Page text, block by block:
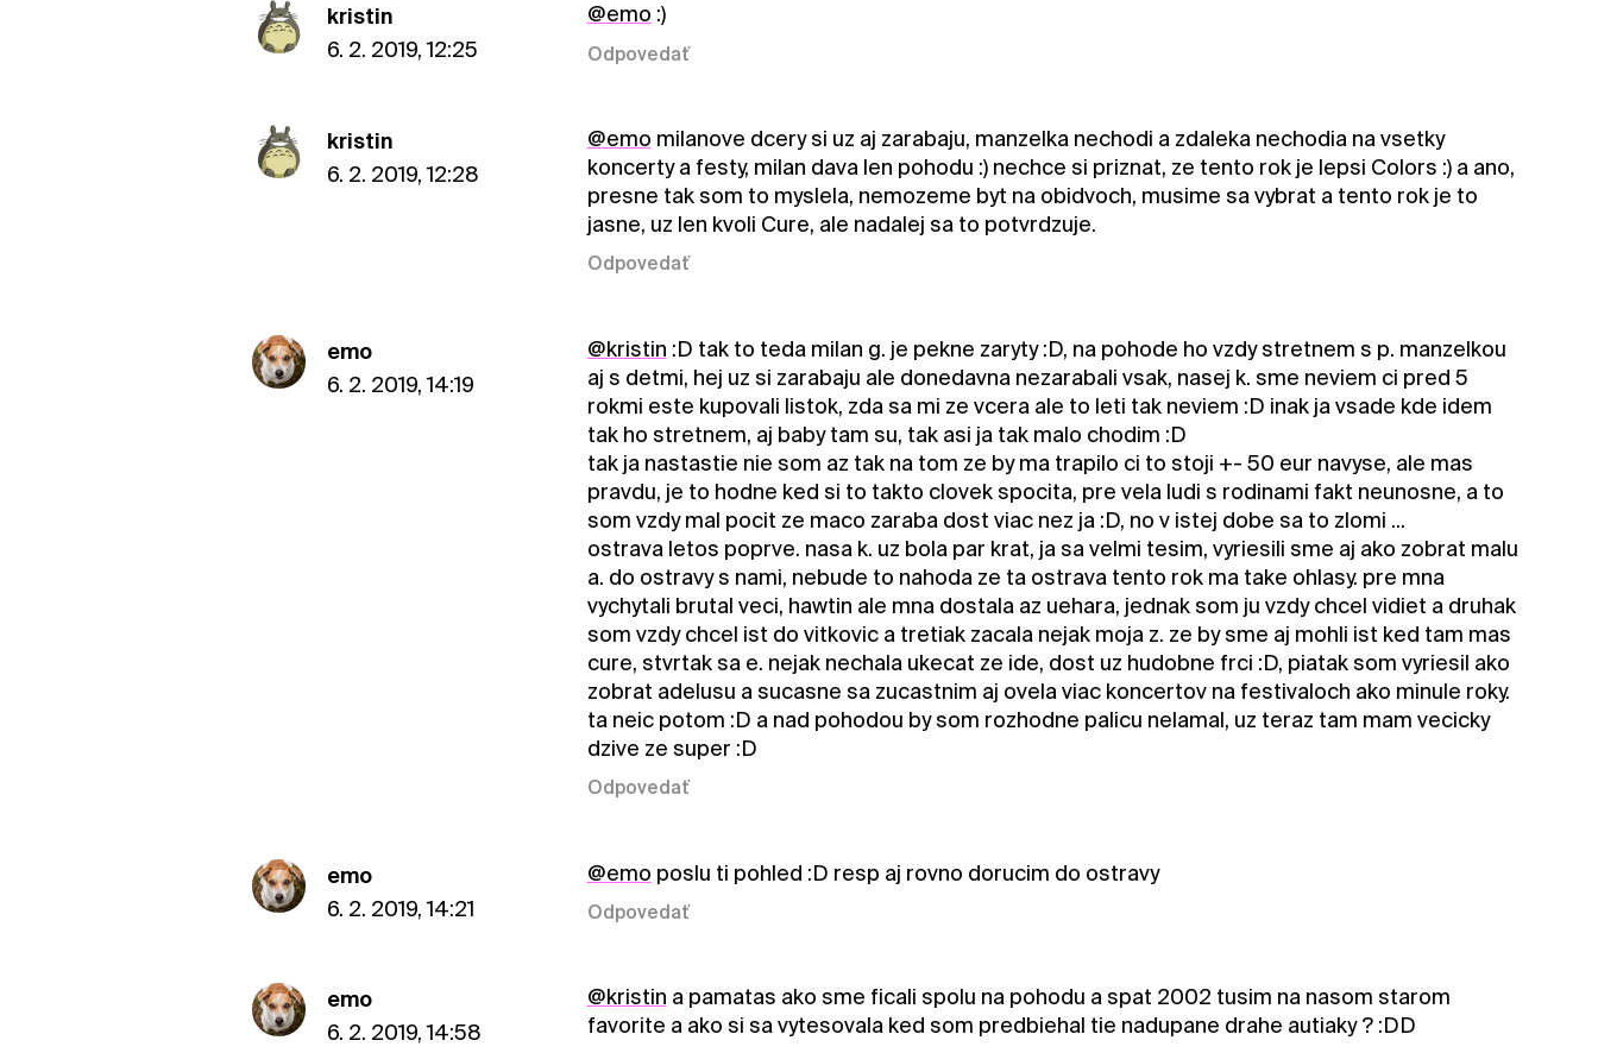
kristin
6. 2. 2019, 12:25
@emo :)
Odpovedať
kristin
6. 2. 2019, 12:28
@emo milanove dcery si uz aj zarabaju, manzelka nechodi a zdaleka nechodia na vsetky
koncerty a festy, milan dava len pohodu :) nechce si priznat, ze tento rok je lepsi Colors :) a ano,
presne tak som to myslela, nemozeme byt na obidvoch, musime sa vybrat a tento rok je to
jasne, uz len kvoli Cure, ale nadalej sa to potvrdzuje.
Odpovedať
emo
6. 2. 2019, 14:19
@kristin :D tak to teda milan g. je pekne zaryty :D, na pohode ho vzdy stretnem s p. manzelkou
aj s detmi, hej uz si zarabaju ale donedavna nezarabali vsak, nasej k. sme neviem ci pred 5
rokmi este kupovali listok, zda sa mi ze vcera ale to leti tak neviem :D inak ja vsade kde idem
tak ho stretnem, aj baby tam su, tak asi ja tak malo chodim :D
tak ja nastastie nie som az tak na tom ze by ma trapilo ci to stoji +- 50 eur navyse, ale mas
pravdu, je to hodne ked si to takto clovek spocita, pre vela ludi s rodinami fakt neunosne, a to
som vzdy mal pocit ze maco zaraba dost viac nez ja :D, no v istej dobe sa to zlomi ...
ostrava letos poprve. nasa k. uz bola par krat, ja sa velmi tesim, vyriesili sme aj ako zobrat malu
a. do ostravy s nami, nebude to nahoda ze ta ostrava tento rok ma take ohlasy. pre mna
vychytali brutal veci, hawtin ale mna dostala az uehara, jednak som ju vzdy chcel vidiet a druhak
som vzdy chcel ist do vitkovic a tretiak zacala nejak moja z. ze by sme aj mohli ist ked tam mas
cure, stvrtak sa e. nejak nechala ukecat ze ide, dost uz hudobne frci :D, piatak som vyriesil ako
zobrat adelusu a sucasne sa zucastnim aj ovela viac koncertov na festivaloch ako minule roky.
ta neic potom :D a nad pohodou by som rozhodne palicu nelamal, uz teraz tam mam vecicky
dzive ze super :D
Odpovedať
emo
6. 2. 2019, 14:21
@emo poslu ti pohled :D resp aj rovno dorucim do ostravy
Odpovedať
emo
6. 2. 2019, 14:58
@kristin a pamatas ako sme ficali spolu na pohodu a spat 2002 tusim na nasom starom
favorite a ako si sa vytesovala ked som predbiehal tie nadupane drahe autiaky ? :DD